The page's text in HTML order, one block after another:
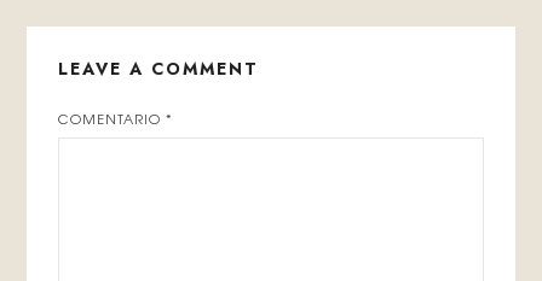
LEAVE A COMMENT
COMENTARIO*